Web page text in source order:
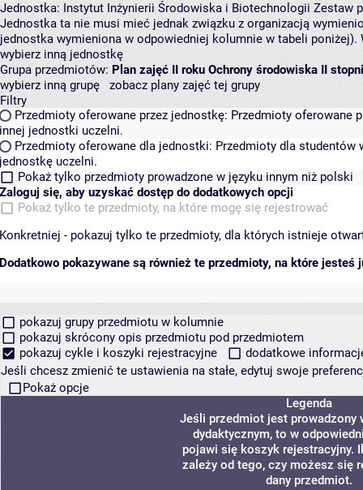
Jednostka: Instytut Inżynierii Środowiska i Biotechnologii Zestaw
Jednostka ta nie musi mieć jednak związku z organizacją
jednostka wymieniona w odpowiedniej kolumnie w tabeli
wybierz inną jednostkę
Grupa przedmiotów: Plan zajęć II roku Ochrony środowiska II
wybierz inną grupę
zobacz plany zajęć tej grupy
Filtry
Przedmioty oferowane przez jednostkę: Przedmioty oferowane
innej jednostki uczelni.
Przedmioty oferowane dla jednostki: Przedmioty dla studentów
jednostkę uczelni.
Pokaż tylko przedmioty prowadzone w języku innym niż polski
Zaloguj się, aby uzyskać dostęp do dodatkowych opcji
Pokaż tylko te przedmioty, na które mogę się rejestrować
Konkretniej - pokazuj tylko te przedmioty, dla których istnieje
Dodatkowo pokazywane są również te przedmioty, na które jesteś
pokazuj grupy przedmiotu w kolumnie
pokazuj skrócony opis przedmiotu pod przedmiotem
pokazuj cykle i koszyki rejestracyjne
dodatkowe
Jeśli chcesz zmienić te ustawienia na stałe, edytuj swoje
Pokaż opcje
Legenda
Jeśli przedmiot jest prowadzony
dydaktycznym, to w
pojawi się koszyk rejestracyjny.
zależy od tego, czy możesz się
dany przedmiot.